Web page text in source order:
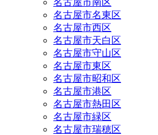
名古屋市南区
名古屋市名東区
名古屋市西区
名古屋市天白区
名古屋市守山区
名古屋市東区
名古屋市昭和区
名古屋市港区
名古屋市熱田区
名古屋市緑区
名古屋市瑞穂区